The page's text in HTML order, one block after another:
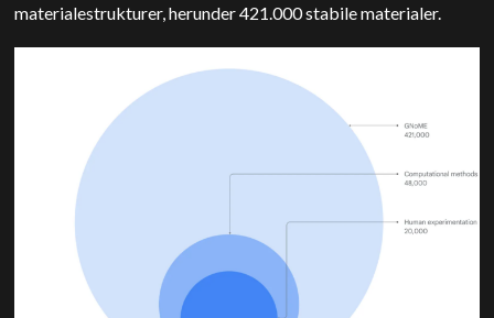
materialestrukturer, herunder 421.000 stabile materialer.